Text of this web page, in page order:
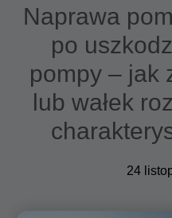
Naprawa
po
pompy – jak
lub wałek
24